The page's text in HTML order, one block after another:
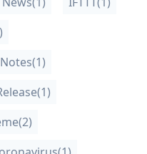
Notes(1)
(1)
(2)